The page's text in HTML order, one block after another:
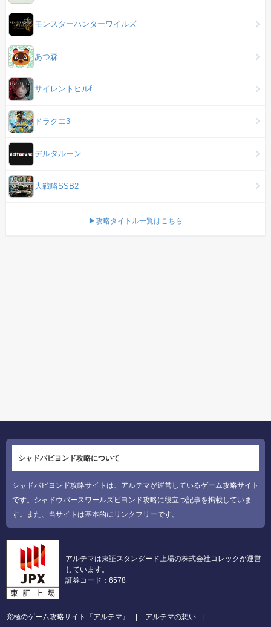
モンスターハンターワイルズ
あつ森
サイレントヒルf
ドラクエ3
デルタルーン
大戦略SSB2
▶攻略タイトル一覧はこちら
シャドバビヨンド攻略について
シャドバビヨンド攻略サイトは、アルテマが運営しているゲーム攻略サイト
です。シャドウバースワールズビヨンド攻略に役立つ記事を掲載していま
す。また、当サイトは基本的にリンクフリーです。
アルテマは東証スタンダード上場の株式会社コレックが運営
しています。
証券コード：6578
究極のゲーム攻略サイト『アルテマ』
アルテマの想い